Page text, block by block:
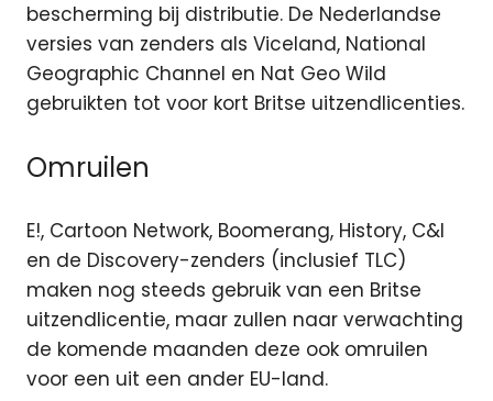
bescherming bij distributie. De Nederlandse
versies van zenders als Viceland, National
Geographic Channel en Nat Geo Wild
gebruikten tot voor kort Britse uitzendlicenties.
Omruilen
E!, Cartoon Network, Boomerang, History, C&I
en de Discovery-zenders (inclusief TLC)
maken nog steeds gebruik van een Britse
uitzendlicentie, maar zullen naar verwachting
de komende maanden deze ook omruilen
voor een uit een ander EU-land.